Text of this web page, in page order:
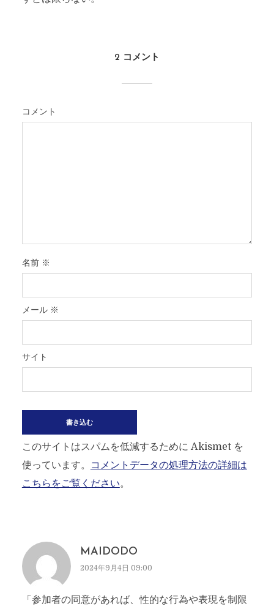
2 コメント
コメント
名前 ※
メール ※
サイト
このサイトはスパムを低減するために Akismet を
使っています。
コメントデータの処理方法の詳細は
こちらをご覧ください。
MAIDODO
2024年9月4日 09:00
「参加者の同意があれば、性的な行為や表現を制限